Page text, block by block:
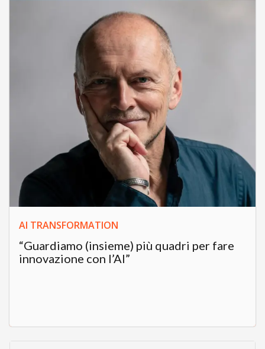
AI TRANSFORMATION
“Guardiamo (insieme) più quadri per fare
innovazione con l’AI”